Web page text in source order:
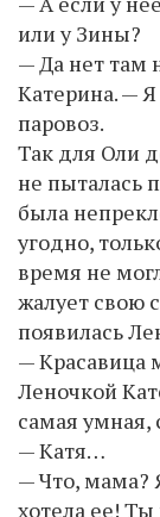
или у Зины?
— Да нет там
Катерина. —
паровоз.
Так для Оли
не пыталась
была
угодно,
время не
жалует свою
появилась
— Красавица
Леночкой
самая умная,
— Катя…
— Что, мама?
хотела ее!